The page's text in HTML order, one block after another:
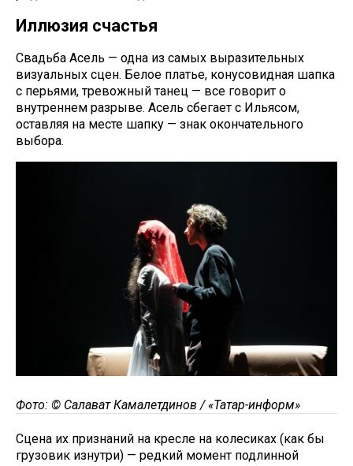
Иллюзия счастья
Свадьба Асель — одна из самых выразительных
визуальных сцен. Белое платье, конусовидная шапка
с перьями, тревожный танец — все говорит о
внутреннем разрыве. Асель сбегает с Ильясом,
оставляя на месте шапку — знак окончательного
выбора.
Фото: © Салават Камалетдинов / «Татар-информ»
Сцена их признаний на кресле на колесиках (как бы
грузовик изнутри) — редкий момент подлинной